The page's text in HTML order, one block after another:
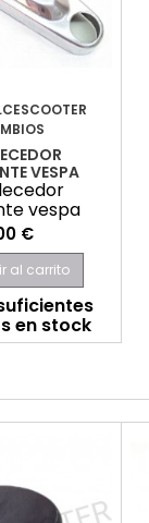
VESPA
vespa
€
al carrito
en stock